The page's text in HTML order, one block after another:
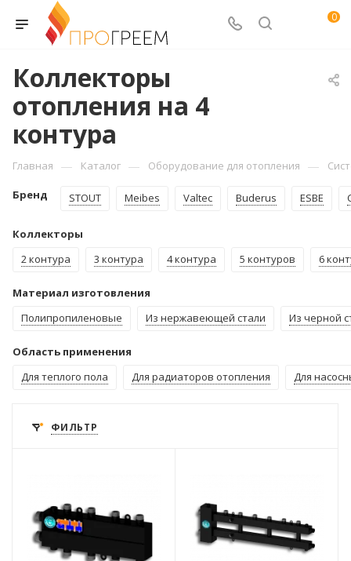
0
Коллекторы
отопления на 4
контура
Главная — Каталог — Оборудование для отопления —
Бренд STOUT Meibes Valtec Buderus ESBE
Коллекторы
2 контура
3 контура 4 контура 5 контуров 6
Материал изготовления
Полипропиленовые
Из нержавеющей стали Из черной
Область применения
Для теплого пола
Для радиаторов отопления Для
ФИЛЬТР